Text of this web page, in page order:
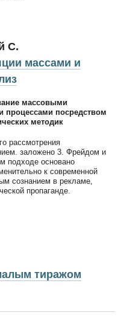
С.
массами и
массовыми
процессами посредством
методик
рассмотрения
заложено 3. Фрейдом и
подходе основано
к современной
сознанием в рекламе,
пропаганде.
тиражом